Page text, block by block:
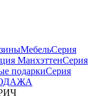
МебельСерия
МанхэттенСерия
подаркиСерия